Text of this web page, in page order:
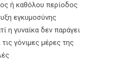
ή καθόλου περίοδος
εγκυμοσύνης
η γυναίκα δεν παράγει
γόνιμες μέρες της